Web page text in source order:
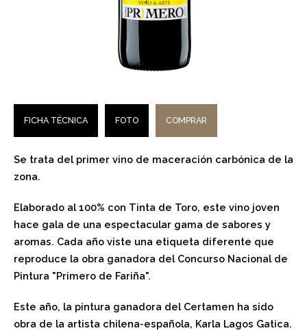
FICHA TÉCNICA FOTO COMPRAR
Se trata del primer vino de maceración carbónica de la
zona.
Elaborado al 100% con Tinta de Toro, este vino joven
hace gala de una espectacular gama de sabores y
aromas. Cada año viste una etiqueta diferente que
reproduce la obra ganadora del Concurso Nacional de
Pintura "Primero de Fariña".
Este año, la pintura ganadora del Certamen ha sido
obra de la artista chilena-española, Karla Lagos Gatica.